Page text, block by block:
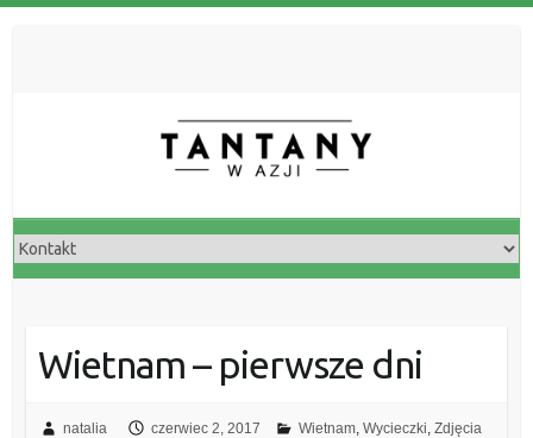
Wietnam – pierwsze dni
natalia czerwiec 2, 2017 Wietnam, Wycieczki Zdjęcia